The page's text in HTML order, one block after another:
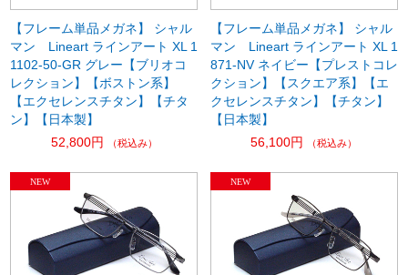
【フレーム単品メガネ】 シャル
マン Lineart ラインアート XL 1
1102-50-GR グレー【ブリオコ
レクション】【ボストン系】
【エクセレンスチタン】【チタ
ン】【日本製】
52,800円
（税込み）
【フレーム単品メガネ】 シャル
マン Lineart ラインアート XL 1
871-NV ネイビー【プレストコレ
クション】【スクエア系】【エ
クセレンスチタン】【チタン】
【日本製】
56,100円
（税込み）